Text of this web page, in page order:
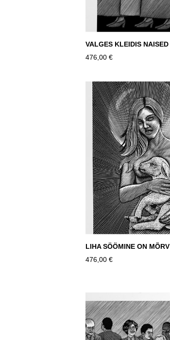
VALGES KLEIDIS NAISED
476,00 €
LIHA SÖÖMINE ON MÕRV
476,00 €